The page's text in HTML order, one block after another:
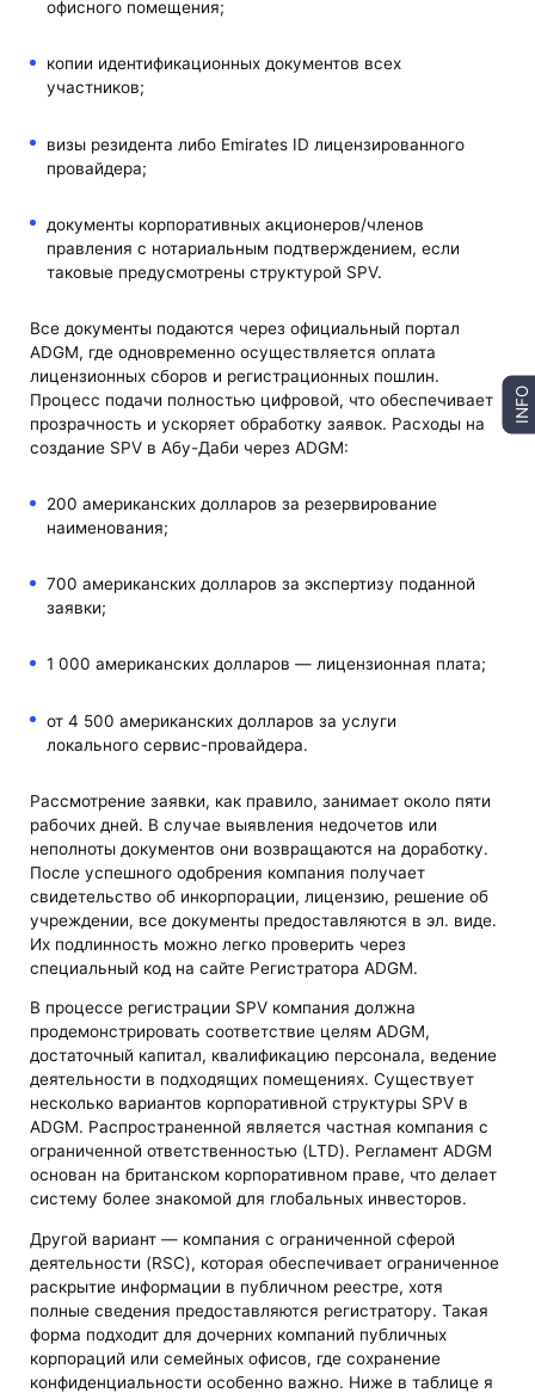
офисного помещения;
копии идентификационных документов всех
участников;
визы резидента либо Emirates ID лицензированного
провайдера;
документы корпоративных акционеров/членов
правления с нотариальным подтверждением, если
таковые предусмотрены структурой SPV.
Все документы подаются через официальный портал
ADGM, где одновременно осуществляется оплата
лицензионных сборов и регистрационных пошлин.
Процесс подачи полностью цифровой, что обеспечивает
прозрачность и ускоряет обработку заявок. Расходы на
создание SPV в Абу-Даби через ADGM:
200 американских долларов за резервирование
наименования;
700 американских долларов за экспертизу поданной
заявки;
1 000 американских долларов — лицензионная плата;
от 4 500 американских долларов за услуги
локального сервис-провайдера.
Рассмотрение заявки, как правило, занимает около пяти
рабочих дней. В случае выявления недочетов или
неполноты документов они возвращаются на доработку.
После успешного одобрения компания получает
свидетельство об инкорпорации, лицензию, решение об
учреждении, все документы предоставляются в эл. виде.
Их подлинность можно легко проверить через
специальный код на сайте Регистратора ADGM.
В процессе регистрации SPV компания должна
продемонстрировать соответствие целям ADGM,
достаточный капитал, квалификацию персонала, ведение
деятельности в подходящих помещениях. Существует
несколько вариантов корпоративной структуры SPV в
ADGM. Распространенной является частная компания с
ограниченной ответственностью (LTD). Регламент ADGM
основан на британском корпоративном праве, что делает
систему более знакомой для глобальных инвесторов.
Другой вариант — компания с ограниченной сферой
деятельности (RSC), которая обеспечивает ограниченное
раскрытие информации в публичном реестре, хотя
полные сведения предоставляются регистратору. Такая
форма подходит для дочерних компаний публичных
корпораций или семейных офисов, где сохранение
конфиденциальности особенно важно. Ниже в таблице я
INFO